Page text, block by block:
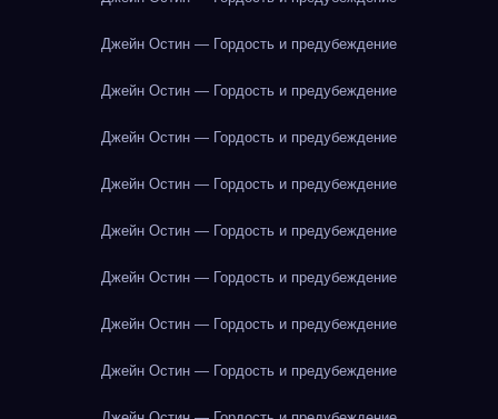
Джейн Остин — Гордость и предубеждение
Джейн Остин — Гордость и предубеждение
Джейн Остин — Гордость и предубеждение
Джейн Остин — Гордость и предубеждение
Джейн Остин — Гордость и предубеждение
Джейн Остин — Гордость и предубеждение
Джейн Остин — Гордость и предубеждение
Джейн Остин — Гордость и предубеждение